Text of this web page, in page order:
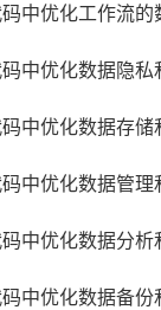
中优化工作流的
中优化数据隐私
中优化数据存储
中优化数据管理
中优化数据分析
中优化数据备份